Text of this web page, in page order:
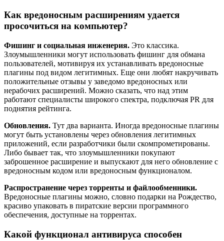
Как вредоносным расширениям удается
просочиться на компьютер?
Фишинг и социальная инженерия. Это классика.
Злоумышленники могут использовать фишинг для обмана
пользователей, мотивируя их устанавливать вредоносные
плагины под видом легитимных. Еще они любят накручивать
положительные отзывы у заведомо вредоносных или
нерабочих расширений. Можно сказать, что над этим
работают специалисты широкого спектра, подключая PR для
поднятия рейтинга.
Обновления. Тут два варианта. Иногда вредоносные плагины
могут быть установлены через обновления легитимных
приложений, если разработчики были скомпрометированы.
Либо бывает так, что злоумышленники покупают
заброшенное расширение и выпускают для него обновление с
вредоносным кодом или вредоносным функционалом.
Распространение через торренты и файлообменники.
Вредоносные плагины можно, словно подарки на Рождество,
красиво упаковать в пиратские версии программного
обеспечения, доступные на торрентах.
Какой функционал антивируса способен